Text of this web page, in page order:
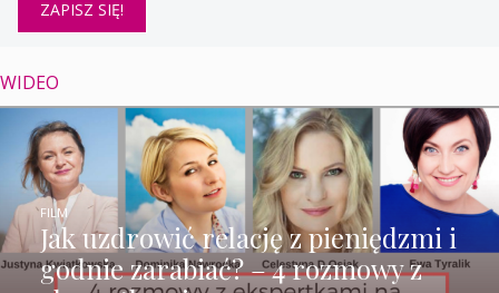
WIDEO
Jak uzdrowić relację z pieniędzmi i
godnie zarabiać? – 4 rozmowy z
FILM